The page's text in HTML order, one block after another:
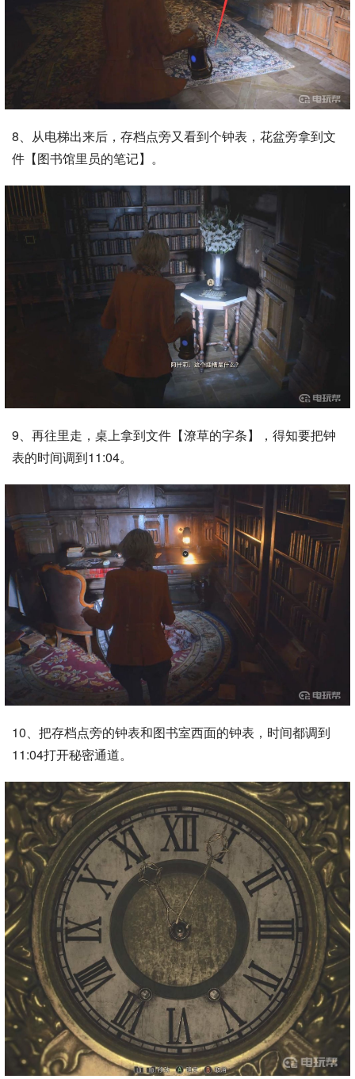
8、从电梯出来后，存档点旁又看到个钟表，花盆旁拿到文
件【图书馆里员的笔记】。
9、再往里走，桌上拿到文件【潦草的字条】，得知要把钟
表的时间调到11:04。
10、把存档点旁的钟表和图书室西面的钟表，时间都调到
11:04打开秘密通道。